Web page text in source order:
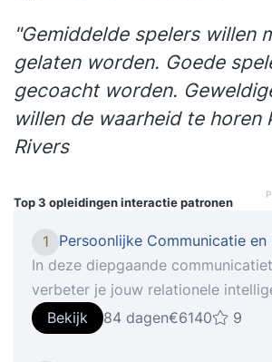
"Gemiddelde spelers willen
gelaten worden. Goede
gecoacht worden.
willen de waarheid te horen
Rivers
Top 3 opleidingeninteractie patronen
1
Persoonlijke Communicatie
In deze diepgaande
verbeter je jouw relationele
vergroot je jouw zelfvertrouwen en
persoonlijke effectiviteit voor de
Bekijk 84 dagen€6140 9